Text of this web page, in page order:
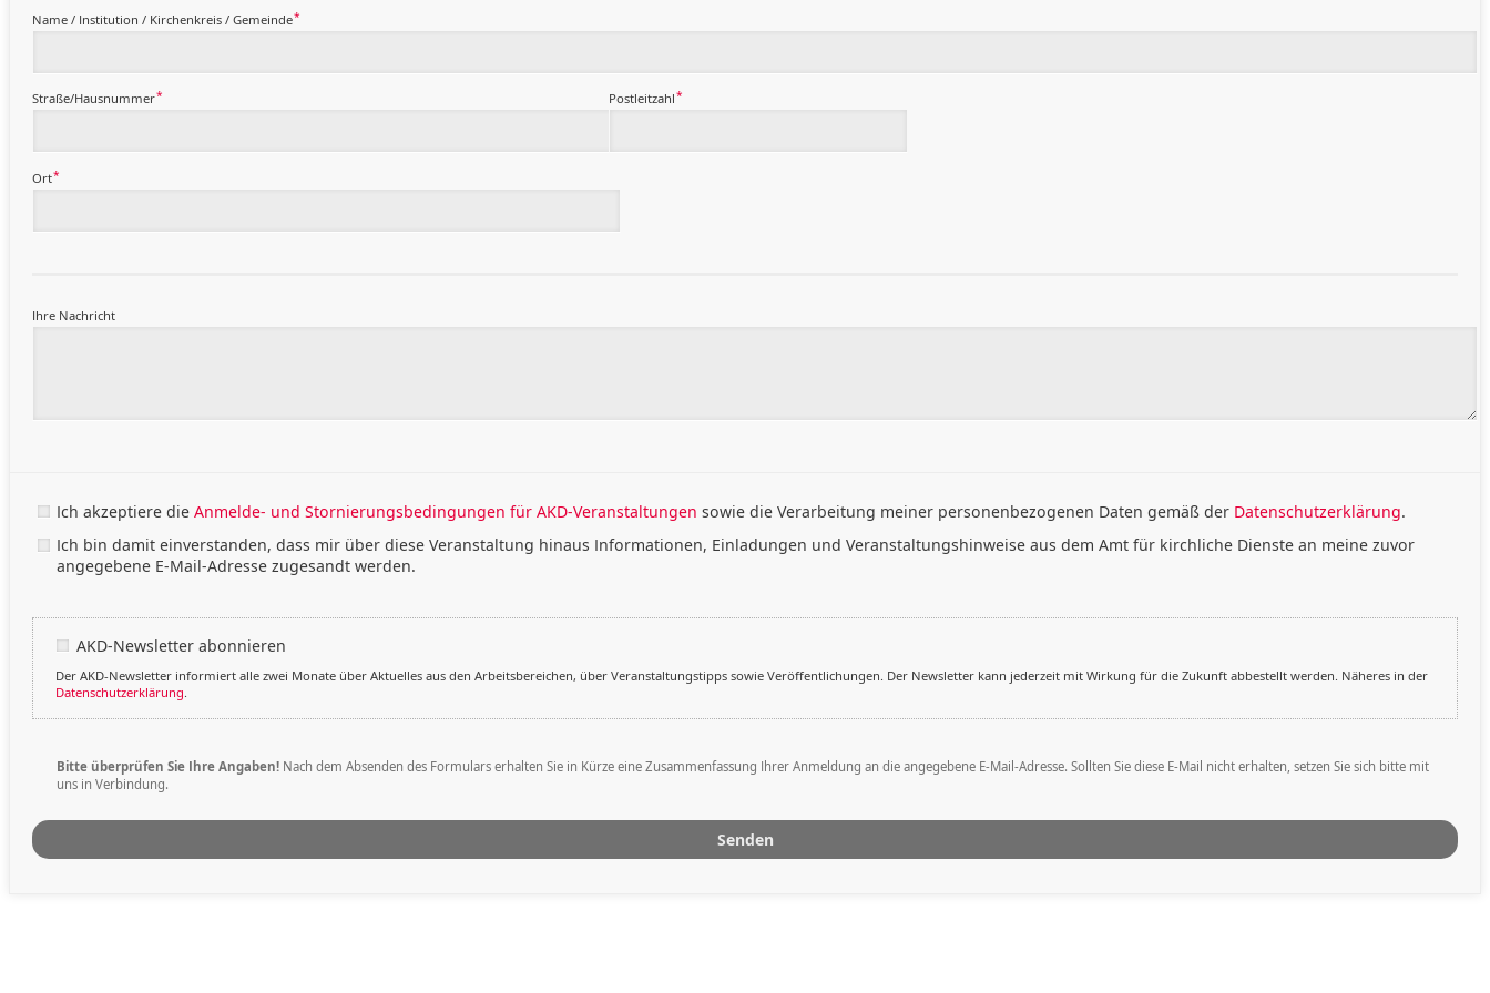
Name / Institution / Kirchenkreis / Gemeinde*
Straße/Hausnummer* Postleitzahl*
Ort*
Ihre Nachricht
Ich akzeptiere die Anmelde- und Stornierungsbedingungen für AKD-Veranstaltungen sowie die Verarbeitung meiner personenbezogenen Daten gemäß der Datenschutzerklärung.
Ich bin damit einverstanden, dass mir über diese Veranstaltung hinaus Informationen, Einladungen und Veranstaltungshinweise aus dem Amt für kirchliche Dienste an meine zuvor
angegebene E-Mail-Adresse zugesandt werden.
AKD-Newsletter abonnieren
Der AKD-Newsletter informiert alle zwei Monate über Aktuelles aus den Arbeitsbereichen, über Veranstaltungstipps sowie Veröffentlichungen. Der Newsletter kann jederzeit mit Wirkung für die Zukunft abbestellt werden. Näheres in der
Datenschutzerklärung
Bitte überprüfen Sie Ihre Angaben! Nach dem Absenden des Formulars erhalten Sie in Kürze eine Zusammenfassung Ihrer Anmeldung an die angegebene E-Mail-Adresse. Sollten Sie diese E-Mail nicht erhalten, setzen Sie sich bitte mit
uns in Verbindung.